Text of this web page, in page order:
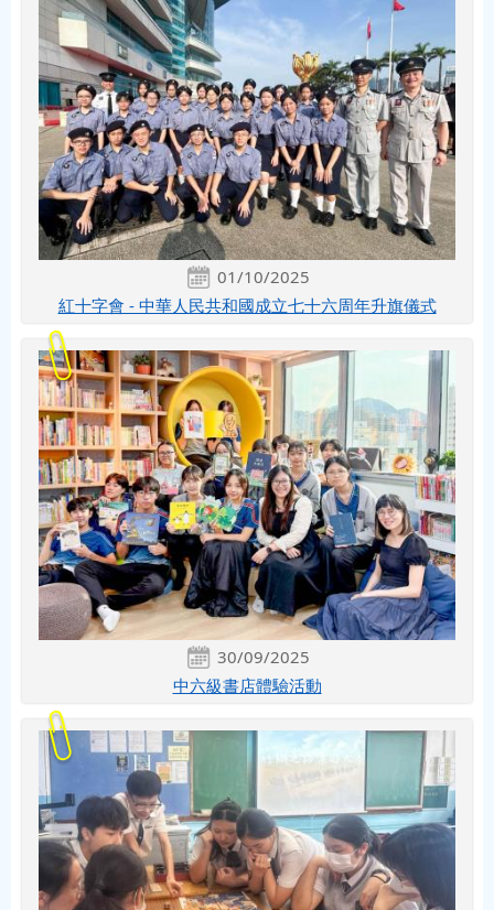
01/10/2025
紅十字會 - 中華人民共和國成立七十六周年升旗儀式
30/09/2025
中六級書店體驗活動